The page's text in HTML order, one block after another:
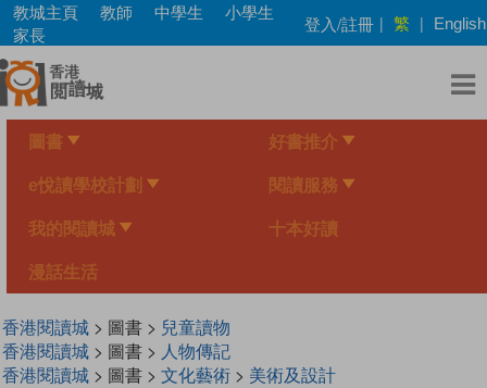
Skip
main
content
教城主頁 教師 中學生
小學生
家長
登入/註冊 | 繁 | English
圖書 好書推介
e悅讀學校計劃 閱讀服務
我的閱讀城 十本好讀
漫話生活
香港閱讀城> 圖書 > 兒童讀物
香港閱讀城> 圖書 > 人物傳記
香港閱讀城> 圖書 > 文化藝術> 美術及設計